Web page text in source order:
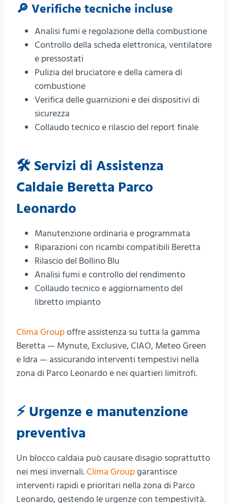
🔎 Verifiche tecniche incluse
Analisi fumi e regolazione della combustione
Controllo della scheda elettronica, ventilatore
e pressostati
Pulizia del bruciatore e della camera di
combustione
Verifica delle guarnizioni e dei dispositivi di
sicurezza
Collaudo tecnico e rilascio del report finale
🛠️ Servizi di Assistenza
Caldaie Beretta Parco
Leonardo
Manutenzione ordinaria e programmata
Riparazioni con ricambi compatibili Beretta
Rilascio del Bollino Blu
Analisi fumi e controllo del rendimento
Collaudo tecnico e aggiornamento del
libretto impianto
Clima Groupoffre assistenza su tutta la gamma
Beretta — Mynute, Exclusive, CIAO, Meteo Green
e Idra — assicurando interventi tempestivi nella
zona di Parco Leonardo e nei quartieri limitrofi.
⚡ Urgenze e manutenzione
preventiva
Un blocco caldaia può causare disagio soprattutto
nei mesi invernali.Clima Groupgarantisce
interventi rapidi e prioritari nella zona di Parco
Leonardo, gestendo le urgenze con tempestività.